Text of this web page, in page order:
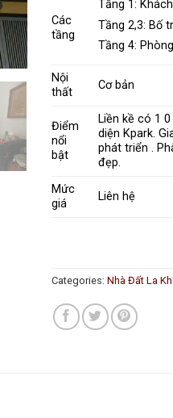
Các
tầng
Tầng 1:
Tầng 2,3: Bố
Tầng 4:
Nội
thất
Cơ bản
Điểm
nổi
bật
Liền kề có 1
diện Kpark.
phát triển .
đẹp.
Mức
giá
Liên hệ
Categories: Nhà Đất La